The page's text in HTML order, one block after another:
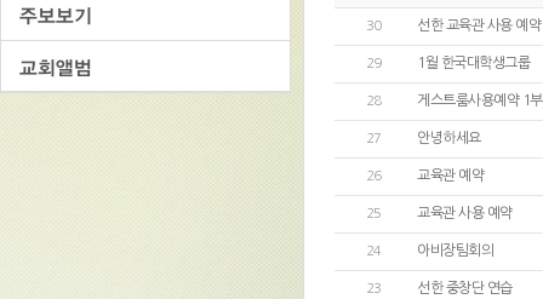
30 선한 교육관 사용 예약
29 1월 한국대학생그룹
28 게스트룸사용예약 1
27 안녕하세요
26 교육관 예약
25 교육관 사용 예약
24 아비장팀회의
23 선한 중창단 연습